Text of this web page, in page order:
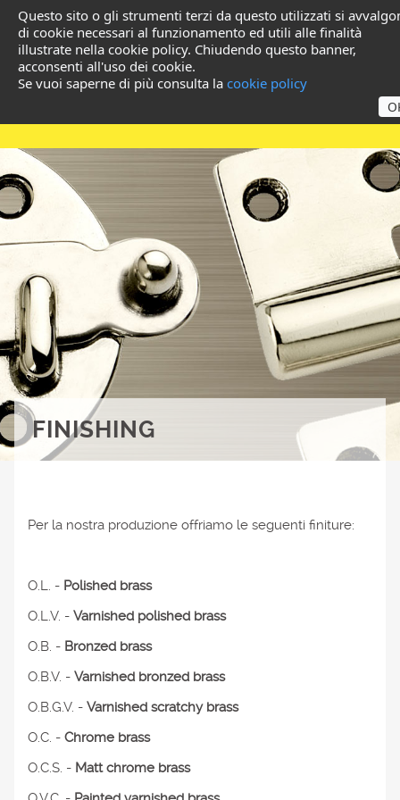
FINISHING
Per la nostra produzione offriamo le seguenti finiture:
O.L. - Polished brass
O.L.V. -Varnished polished brass
O.B. - Bronzed brass
O.B.V. -Varnished bronzed brass
O.B.G.V. -Varnished scratchy brass
O.C. -Chrome brass
O.C.S. - Matt chrome brass
Questo sito o gli strumenti terzi da questo utilizzati si
di cookie necessari al funzionamento ed utili alle finalità
illustrate nella cookie policy. Chiudendo questo banner,
acconsenti all'uso dei cookie.
Se vuoi saperne di più consulta la cookie policy